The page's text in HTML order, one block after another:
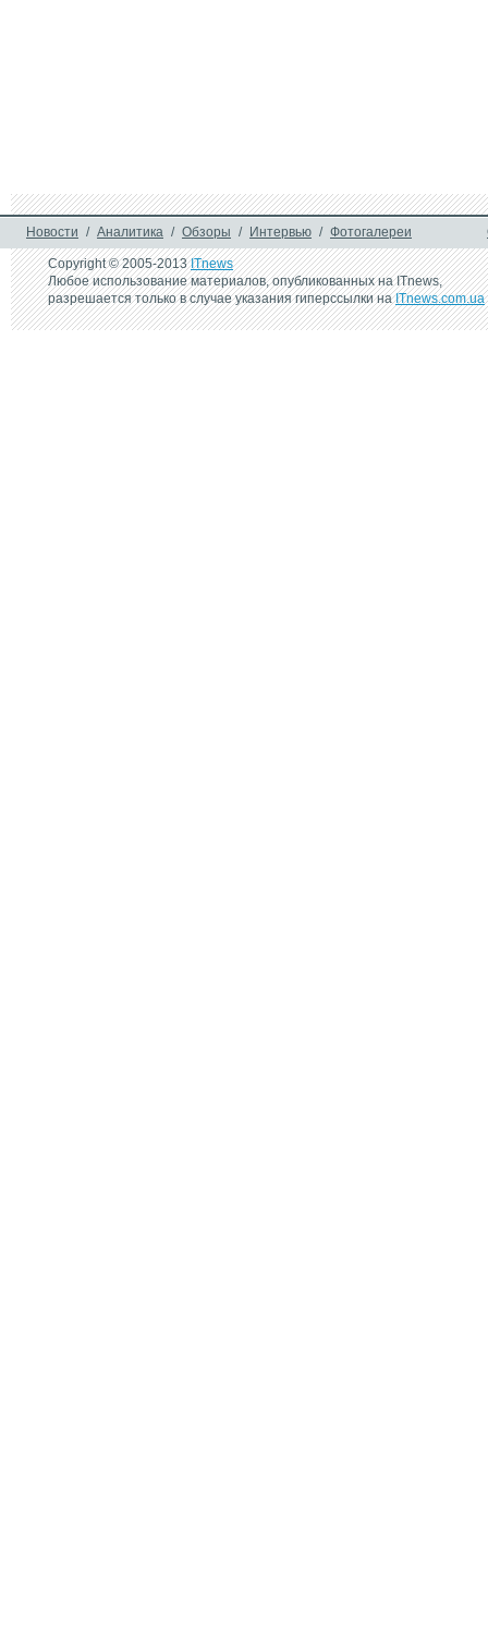
Новости / Аналитика / Обзоры / Интервью / Фотогалереи
Copyright © 2005-2013ITnews
Любое использование материалов, опубликованных на ITnews,
разрешается только в случае указания гиперссылки наITnews.com.ua